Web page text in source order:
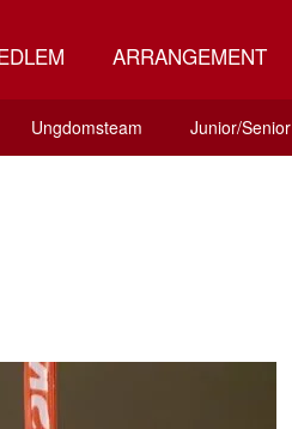
ARRANGEMENT
Ungdomsteam Junior/Senior